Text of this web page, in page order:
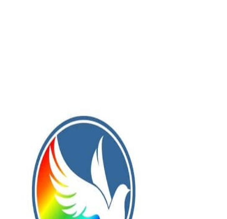
fue sede de la quinta edición del evento
teatral “Colectivo Once”